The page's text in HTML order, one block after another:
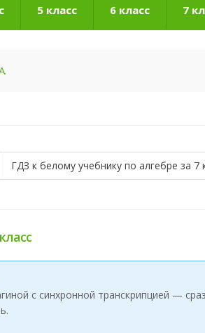
5 класс 6 класс 7
ГДЗ к белому учебнику по алгебре за 7
с синхронной транскрипцией —